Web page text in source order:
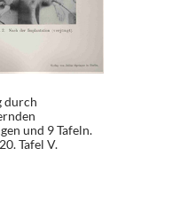
durch
und 9 Tafeln.
Tafel V.